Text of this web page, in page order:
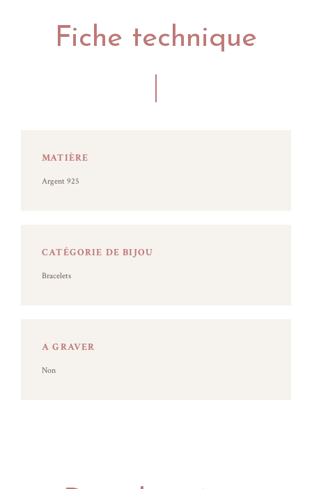
Fiche technique
MATIÈRE
Argent 925
CATÉGORIE DE BIJOU
Bracelets
A GRAVER
Non